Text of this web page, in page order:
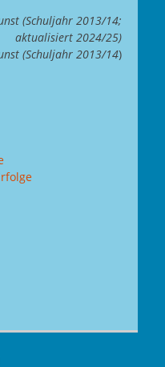
(Schuljahr 2013/14;
aktualisiert 2024/25)
(Schuljahr 2013/14)